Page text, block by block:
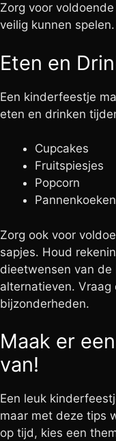
Zorg voor
veilig kunnen spelen.
Eten en
Een kinderfeestje
eten en drinken
Cupcakes
Fruitspiesjes
Popcorn
Pannenkoeken
Zorg ook voor
sapjes. Houd
dieetwensen van de
alternatieven.
bijzonderheden.
Maak er
van!
Een leuk
maar met deze tips
op tijd, kies een